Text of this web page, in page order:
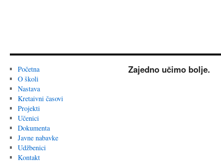
Početna
O školi
Nastava
Kretaivni časovi
Projekti
Učenici
Dokumenta
Javne nabavke
Udžbenici
Kontakt
Zajedno učimo bolje.